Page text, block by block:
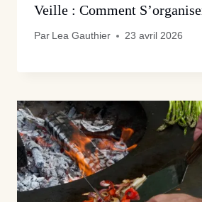
Veille : Comment
Par Lea Gauthier 23 avril 2026